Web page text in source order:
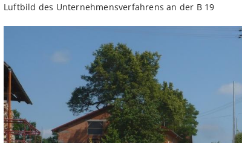
Luftbild des Unternehmensverfahrens an der B 19